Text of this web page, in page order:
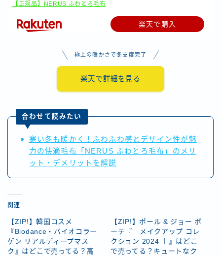
【正規品】NERUS ふわとろ毛布
楽天で購入
極上の暖かさで冬支度完了
楽天で詳細を見る
合わせて読みたい
寒い冬も暖かく！ふわふわ感とデザイン性が魅
力の快適毛布「NERUS ふわとろ毛布」のメリ
ット・デメリットを解説
関連
【ZIP!】韓国コスメ
『Biodance・バイオコラー
ゲン リアルディープマス
ク』はどこで売ってる？高
【ZIP!】ポール & ジョー ボ
ーテ『 メイクアップ コレ
クション 2024 Ⅰ』はどこ
で売ってる？キュートなク